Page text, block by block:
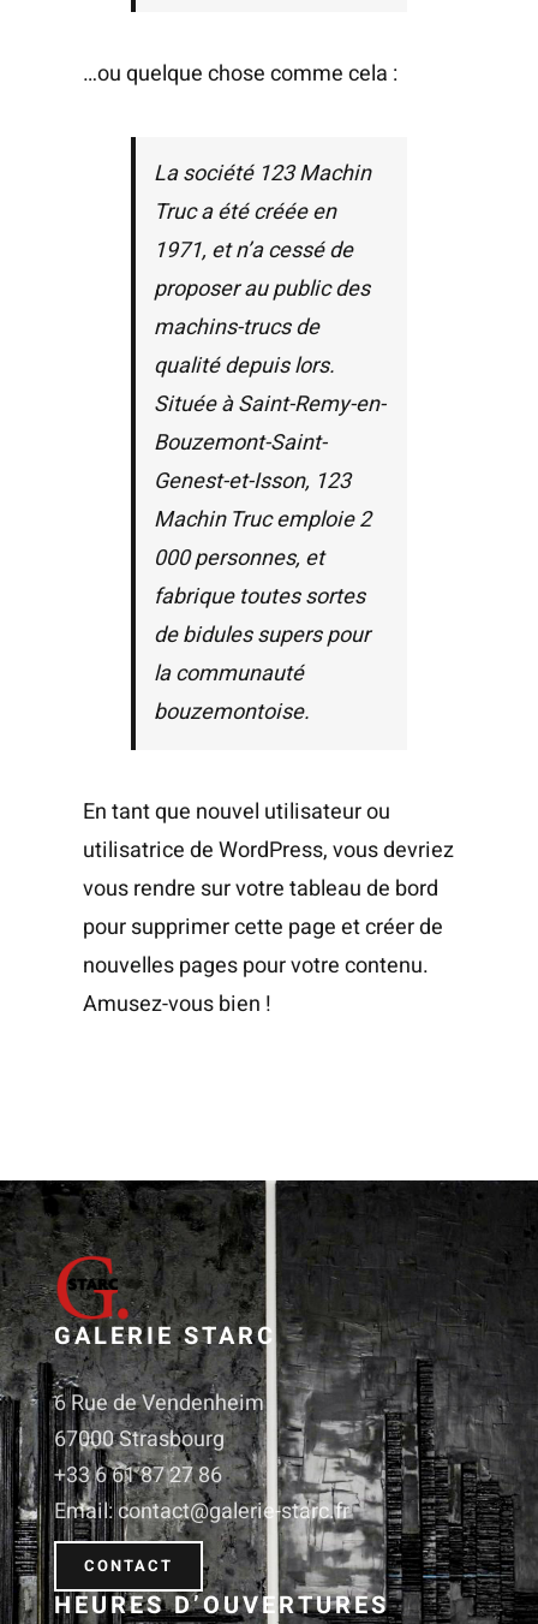
…ou quelque chose comme cela :
La société 123 Machin
Truc a été créée en
1971, et n’a cessé de
proposer au public des
machins-trucs de
qualité depuis lors.
Située à Saint-Remy-en-
Bouzemont-Saint-
Genest-et-Isson, 123
Machin Truc emploie 2
000 personnes, et
fabrique toutes sortes
de bidules supers pour
la communauté
bouzemontoise.
En tant que nouvel utilisateur ou
utilisatrice de WordPress, vous devriez
vous rendre survotre tableau de bord
pour supprimer cette page et créer de
nouvelles pages pour votre contenu.
Amusez-vous bien !
GALERIE STARC
6 Rue de Vendenheim
67000 Strasbourg
+33 6 61 87 27 86
Email: contact@galerie-starc.fr
CONTACT
HEURES D’OUVERTURES